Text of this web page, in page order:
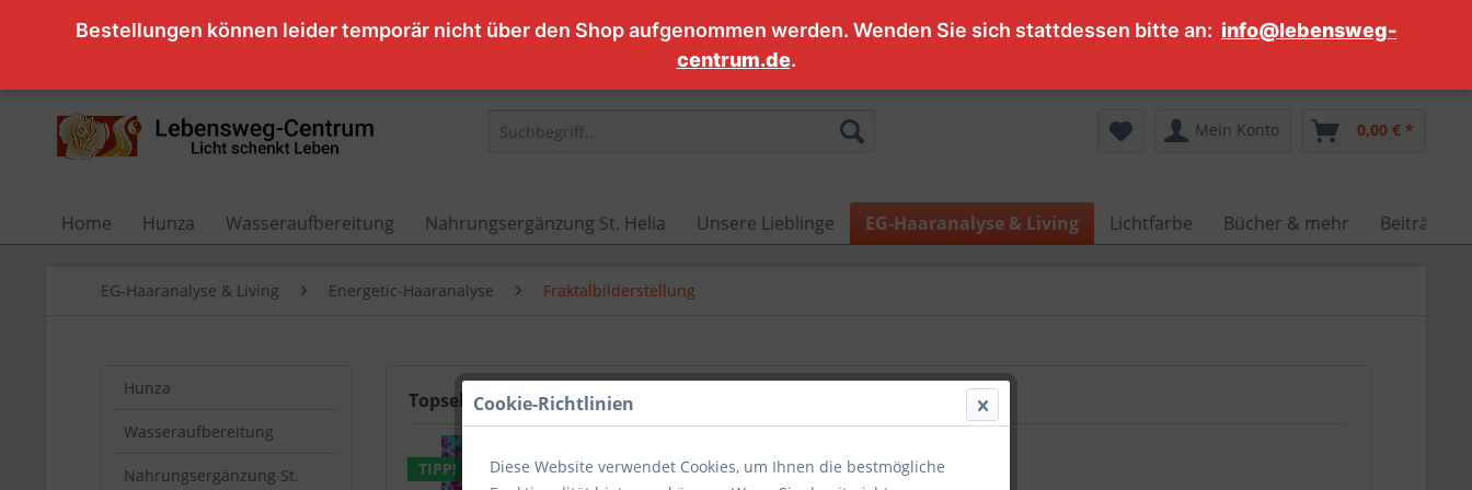
Bestellungen können leider temporär nicht über den Shop aufgenommen werden. Wenden Sie sich stattdessen bitte an: info@lebensweg-
centrum.de.
Mein Konto 0,00 € *
Home Hunza Wasseraufbereitung Nahrungsergänzung St. Helia Unsere Lieblinge EG-Haaranalyse & Living Lichtfarbe Bücher & mehr Beiträge
EG-Haaranalyse & Living Energetic-Haaranalyse Fraktalbilderstellung
Hunza
Wasseraufbereitung
Nahrungsergänzung St.
Topseller
TIPP!
Cookie-Richtlinien
Diese Website verwendet Cookies, um Ihnen die bestmögliche